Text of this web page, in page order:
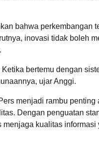
bahwa
inovasi tidak boleh
bertemu dengan
ujar Anggi.
menjadi rambu
Dengan penguatan
kualitas informasi